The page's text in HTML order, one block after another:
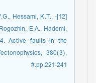
V.G., Hessami, K.T.,
E.A., Hademi,
Active faults in the
380(3),
pp.221-241.#